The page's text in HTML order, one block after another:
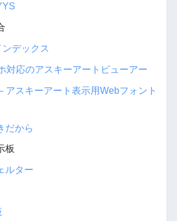
ンデックス
対応のアスキーアートビューアー
アスキーアート表示用Webフォント
だから
板
ルター